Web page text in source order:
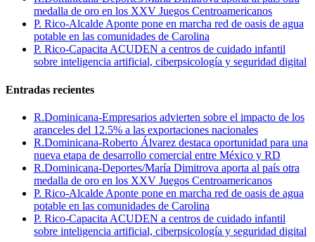
medalla de oro en los XXV Juegos Centroamericanos
P. Rico-Alcalde Aponte pone en marcha red de oasis de agua
potable en las comunidades de Carolina
P. Rico-Capacita ACUDEN a centros de cuidado infantil
sobre inteligencia artificial, ciberpsicología y seguridad digital
Entradas recientes
R.Dominicana-Empresarios advierten sobre el impacto de los
aranceles del 12.5% a las exportaciones nacionales
R.Dominicana-Roberto Álvarez destaca oportunidad para una
nueva etapa de desarrollo comercial entre México y RD
R.Dominicana-Deportes/María Dimitrova aporta al país otra
medalla de oro en los XXV Juegos Centroamericanos
P. Rico-Alcalde Aponte pone en marcha red de oasis de agua
potable en las comunidades de Carolina
P. Rico-Capacita ACUDEN a centros de cuidado infantil
sobre inteligencia artificial, ciberpsicología y seguridad digital